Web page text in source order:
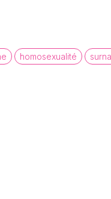
homosexualité